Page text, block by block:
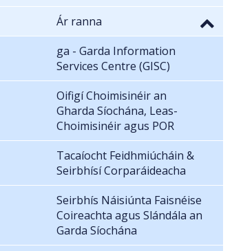
Ár ranna
ga - Garda Information
Services Centre (GISC)
Oifigí Choimisinéir an
Gharda Síochána, Leas-
Choimisinéir agus POR
Tacaíocht Feidhmiúcháin &
Seirbhísí Corparáideacha
Seirbhís Náisiúnta Faisnéise
Coireachta agus Slándála an
Garda Síochána